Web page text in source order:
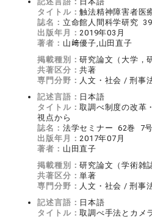
タイトル：触法精神障害者医
誌名： 立命館人間科学研究
出版年月：2019年03月
著者： 山﨑優子,山田直子
掲載種別：研究論文（大学，
共著区分：共著
専門分野： 人文・社会 / 刑事
記述言語： 日本語
タイトル：取調べ制度の改革
視点から
誌名： 法学セミナー 62巻 7
出版年月：2017年07月
著者： 山田直子
掲載種別：研究論文（学術雑
共著区分：単著
専門分野： 人文・社会 / 刑事
記述言語： 日本語
タイトル：取調べ手法とカメ